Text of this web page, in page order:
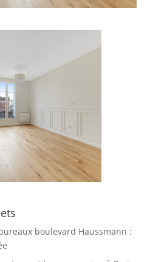
boulevard Haussmann :